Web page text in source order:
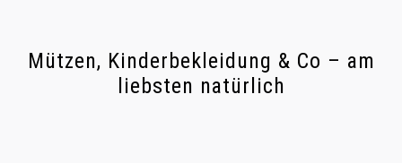
Mützen, Kinderbekleidung & Co – am
liebsten natürlich